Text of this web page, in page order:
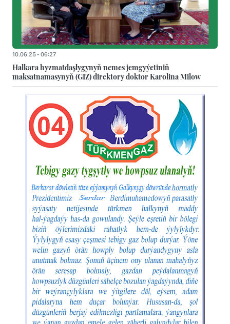
10.06.25 - 06:27
Halkara hyzmatdaşlygynyň nemes jemgyýetiniň
maksatnamasynyň (GIZ) direktory doktor Karolina Milow